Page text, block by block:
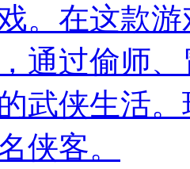
。在这款
通过偷师
武侠生活
侠客。